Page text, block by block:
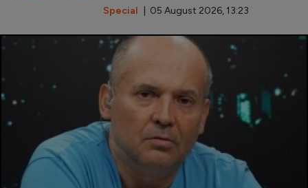
Special | 05 August 2026, 13:23